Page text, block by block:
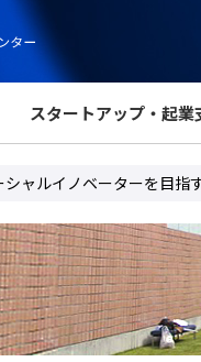
スタートアップ・起業
シャルイノベーターを目指